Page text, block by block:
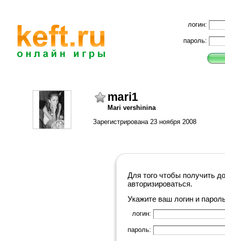
логин:
пароль:
mari1
Mari vershinina
Зарегистрирована 23 ноября 2008
Для того чтобы получить
авторизироваться.
Укажите ваш логин и
логин:
пароль: